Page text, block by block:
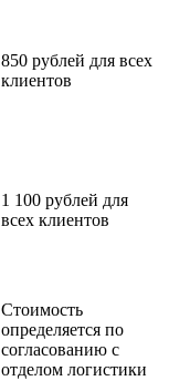
850 рублей для всех
клиентов
1 100 рублей для
всех клиентов
Стоимость
определяется по
согласованию с
отделом логистики